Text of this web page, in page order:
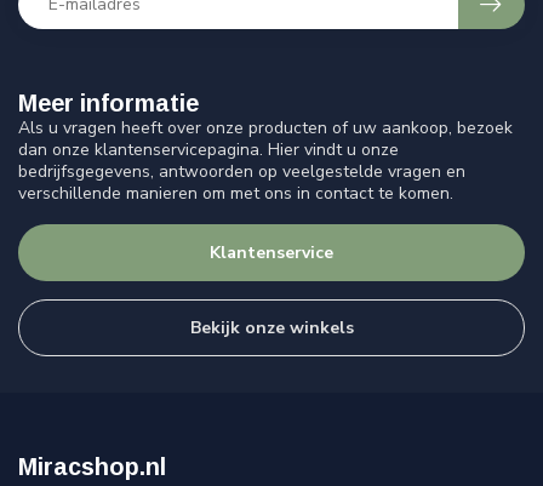
Meer informatie
Als u vragen heeft over onze producten of uw aankoop, bezoek
dan onze klantenservicepagina. Hier vindt u onze
bedrijfsgegevens, antwoorden op veelgestelde vragen en
verschillende manieren om met ons in contact te komen.
Klantenservice
Bekijk onze winkels
Miracshop.nl